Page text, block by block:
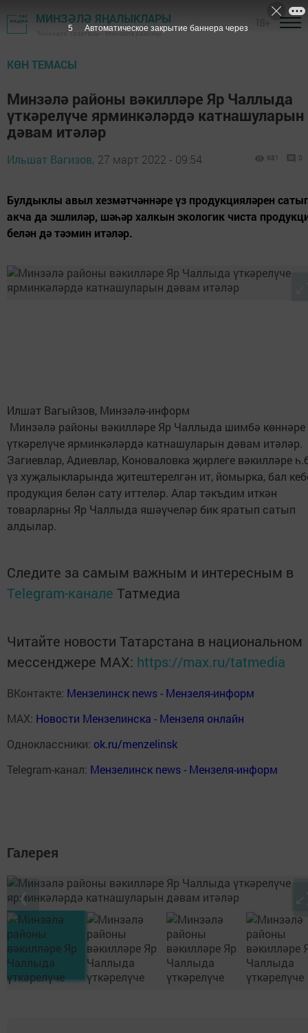
МИНЗӘЛӘ ЯҢАЛЫКЛАРЫ
"Минзәлә" газетасы - Минзәлә районы
КӨН ТЕМАСЫ
Минзәлә районы вәкилләре Яр Чаллыда
үткәрелүче ярминкәләрдә катнашуларын
дәвам итәләр
Ильшат Вагизов, 27 март 2022 - 09:54 681 0
Булдыклы авыл хезмәтчәннәре үз продукцияләрен
акча да эшлиләр, шәһәр халкын экологик чиста
белән дә тәэмин итәләр.
Илшат Вагыйзов, Минзәлә-информ
Минзәлә районы вәкилләре Яр Чаллыда шимбә көннәре
үткәрелүче ярминкәләрдә катнашуларын дәвам итәләр.
Загиевлар, Адиевлар, Коноваловка җирлеге вәкилләре
үз хуҗалыкларында җитештерелгән ит, йомырка, бал
продукция белән сату иттеләр. Алар тәкъдим иткән
товарларны Яр Чаллыда яшәүчеләр бик яратып сатып
алдылар.
Следите за самым важным и интересным в
Telegram-канале Татмедиа
Читайте новости Татарстана в национальном
мессенджере MАХ: https://max.ru/tatmedia
ВКонтакте: Мензелинск news - Мензеля-информ
MAX: Новости Мензелинска - Мензеля онлайн
Одноклассники: ok.ru/menzelinsk
Telegram-канал: Мензелинск news - Мензеля-информ
Галерея
❮
4 Автоматическое закрытие баннера через